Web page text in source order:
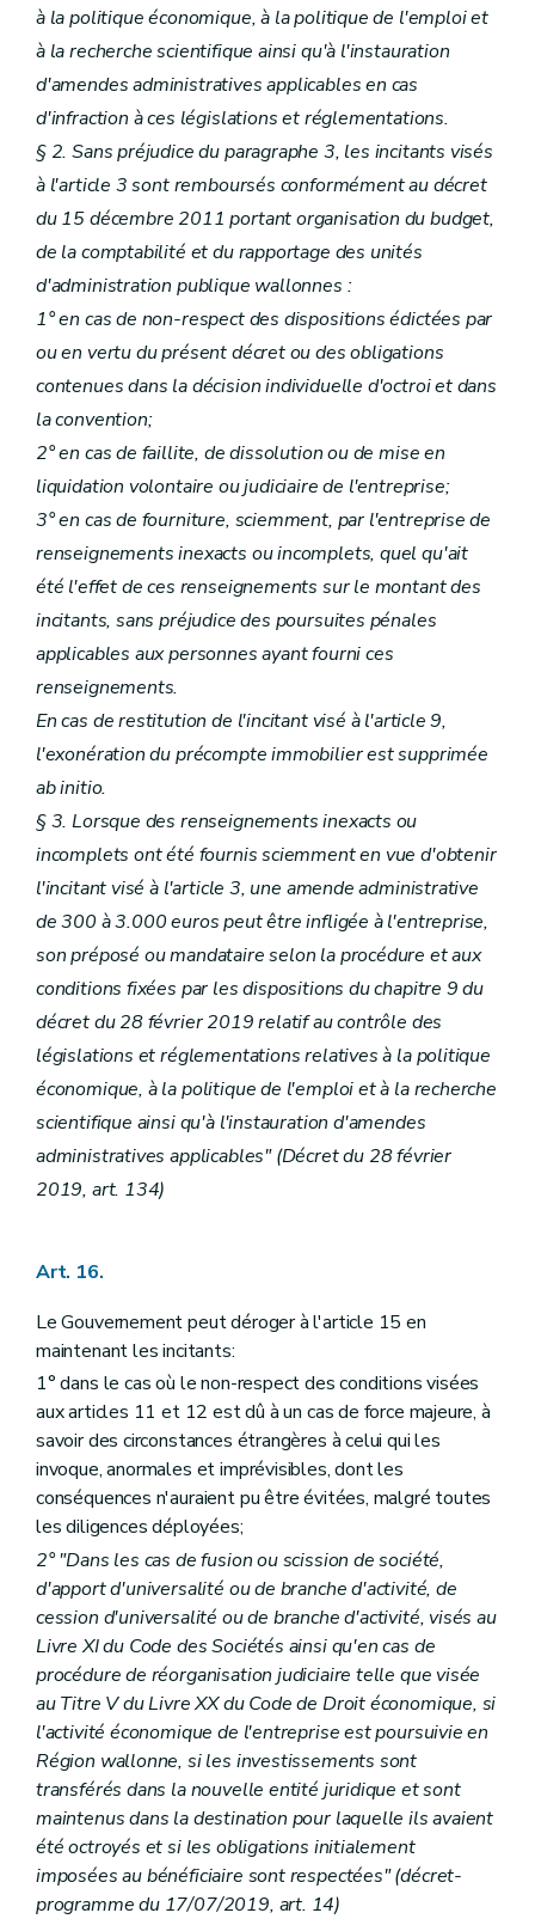
à la politique économique, à la politique de l'emploi et
à la recherche scientifique ainsi qu'à l'instauration
d'amendes administratives applicables en cas
d'infraction à ces législations et réglementations.
§ 2. Sans préjudice du paragraphe 3, les incitants visés
à l'article 3 sont remboursés conformément au décret
du 15 décembre 2011 portant organisation du budget,
de la comptabilité et du rapportage des unités
d'administration publique wallonnes :
1° en cas de non-respect des dispositions édictées par
ou en vertu du présent décret ou des obligations
contenues dans la décision individuelle d'octroi et dans
la convention;
2° en cas de faillite, de dissolution ou de mise en
liquidation volontaire ou judiciaire de l'entreprise;
3° en cas de fourniture, sciemment, par l'entreprise de
renseignements inexacts ou incomplets, quel qu'ait
été l'effet de ces renseignements sur le montant des
incitants, sans préjudice des poursuites pénales
applicables aux personnes ayant fourni ces
renseignements.
En cas de restitution de l'incitant visé à l'article 9,
l'exonération du précompte immobilier est supprimée
ab initio.
§ 3. Lorsque des renseignements inexacts ou
incomplets ont été fournis sciemment en vue d'obtenir
l'incitant visé à l'article 3, une amende administrative
de 300 à 3.000 euros peut être infligée à l'entreprise,
son préposé ou mandataire selon la procédure et aux
conditions fixées par les dispositions du chapitre 9 du
décret du 28 février 2019 relatif au contrôle des
législations et réglementations relatives à la politique
économique, à la politique de l'emploi et à la recherche
scientifique ainsi qu'à l'instauration d'amendes
administratives applicables" (Décret du 28 février
2019, art. 134)
Art. 16.
Le Gouvernement peut déroger à l'article 15 en
maintenant les incitants:
1° dans le cas où le non-respect des conditions visées
aux articles 11 et 12 est dû à un cas de force majeure, à
savoir des circonstances étrangères à celui qui les
invoque, anormales et imprévisibles, dont les
conséquences n'auraient pu être évitées, malgré toutes
les diligences déployées;
2° "Dans les cas de fusion ou scission de société,
d'apport d'universalité ou de branche d'activité, de
cession d'universalité ou de branche d'activité, visés au
Livre XI du Code des Sociétés ainsi qu'en cas de
procédure de réorganisation judiciaire telle que visée
au Titre V du Livre XX du Code de Droit économique, si
l'activité économique de l'entreprise est poursuivie en
Région wallonne, si les investissements sont
transférés dans la nouvelle entité juridique et sont
maintenus dans la destination pour laquelle ils avaient
été octroyés et si les obligations initialement
imposées au bénéficiaire sont respectées" (décret-
programme du 17/07/2019, art. 14)